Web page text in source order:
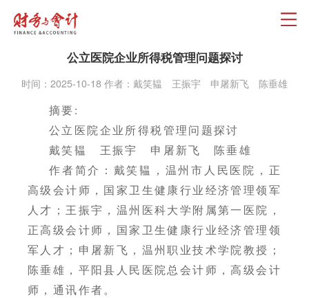
公立医院企业所得税管理问题探讨
时间：2025-10-18 作者：戴笑韫 王振宇 申屠新飞 陈垂雄
摘要:
公立医院企业所得税管理问题探讨
戴笑韫 王振宇 申屠新飞 陈垂雄
作者简介：戴笑韫，温州市人民医院，正
高级会计师，国家卫生健康行业经济管理领军
人才；王振宇，温州医科大学附属第一医院，
正高级会计师，国家卫生健康行业经济管理领
军人才；申屠新飞，温州职业技术学院教授；
陈垂雄，平阳县人民医院总会计师，高级会计
师，通讯作者。